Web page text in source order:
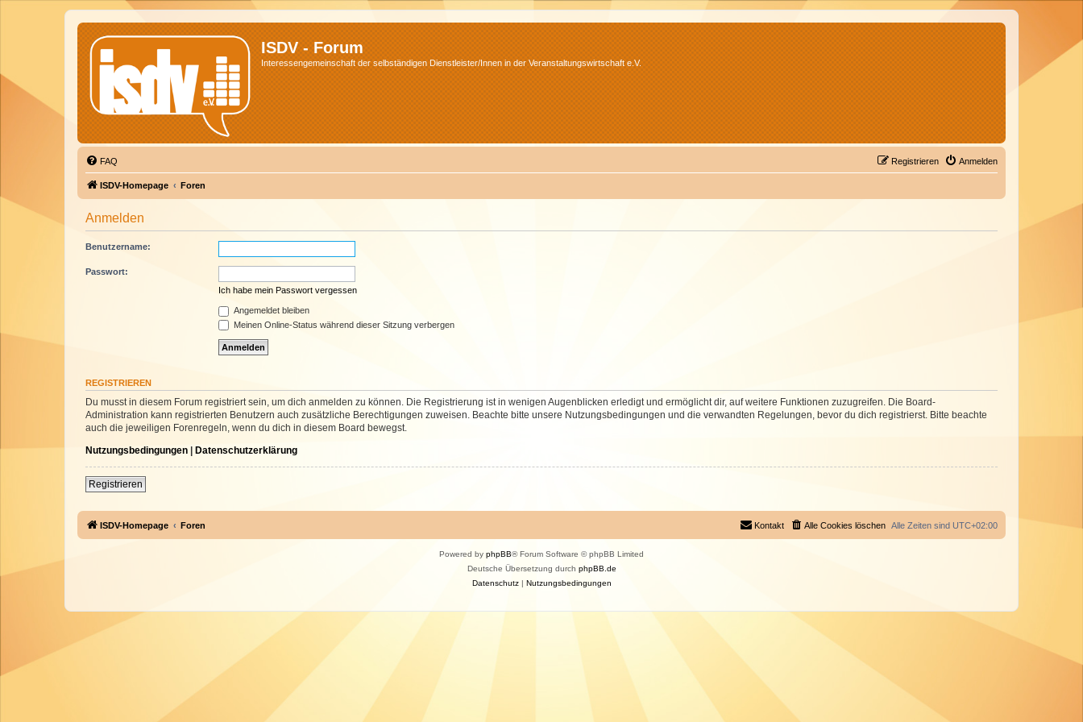
ISDV - Forum
Interessengemeinschaft der selbständigen Dienstleister/Innen in der Veranstaltungswirtschaft e.V.
FAQ Anmelden
Registrieren
ISDV-Homepage Foren
Anmelden
Benutzername:
Passwort:
Ich habe mein Passwort vergessen
Angemeldet bleiben
Meinen Online-Status während dieser Sitzung verbergen
REGISTRIEREN
Du musst in diesem Forum registriert sein, um dich anmelden zu können. Die Registrierung ist in wenigen Augenblicken erledigt und ermöglicht dir, auf weitere Funktionen zuzugreifen. Die Board-
Administration kann registrierten Benutzern auch zusätzliche Berechtigungen zuweisen. Beachte bitte unsere Nutzungsbedingungen und die verwandten Regelungen, bevor du dich registrierst. Bitte beachte
auch die jeweiligen Forenregeln, wenn du dich in diesem Board bewegst.
Nutzungsbedingungen | Datenschutzerklärung
Registrieren
ISDV-Homepage Foren Alle Zeiten sind UTC+02:00
Alle Cookies löschen
Kontakt
Powered by phpBB® Forum Software © phpBB Limited
Deutsche Übersetzung durch phpBB.de
Datenschutz| Nutzungsbedingungen